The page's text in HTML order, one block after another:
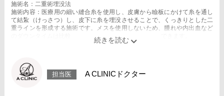
施術名：二重術埋没法
施術内容：医療用の細い縫合糸を使用し、皮膚から瞼板にかけて糸を通し
て結紮（けっさつ）し、皮下に糸を埋没させることで、くっきりとした二
重ラインを形成する施術です。メスを使用しないため、腫れや内出血など
のダウンタイムは比較的少なく、自然な仕上がりが期待できます。
で落ち着いていきますが、個人差があります。また、稀に細菌感染症、左
右差、重瞼ラインの消失・乱れ、縫合糸の露出、結膜腫脹などが生じるこ
担当医 A CLINICドクター